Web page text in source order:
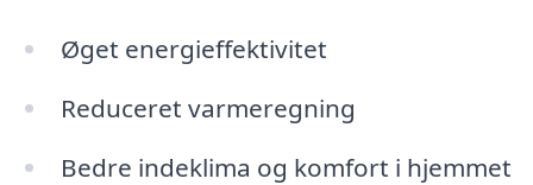
Øget energieffektivitet
Reduceret varmeregning
Bedre indeklima og komfort i hjemmet